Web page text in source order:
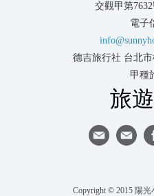
交觀甲第
電子
德吉旅行社 台北
甲種
旅
Copyright © 2015 陽光